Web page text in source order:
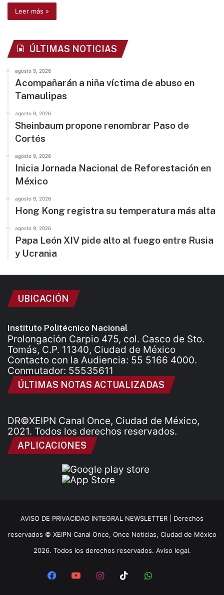
Leer más »
ÚLTIMAS NOTICIAS
agosto 9, 2026
Acompañarán a niña víctima de abuso en
Tamaulipas
agosto 9, 2026
Sheinbaum propone renombrar Paso de
Cortés
agosto 9, 2026
Inicia Jornada Nacional de Reforestación en
México
agosto 9, 2026
Hong Kong registra su temperatura más alta
agosto 9, 2026
Papa León XIV pide alto al fuego entre Rusia
y Ucrania
UBICACIÓN
Instituto Politécnico Nacional
Prolongación Carpio 475, col. Casco de Sto.
Tomás, C.P. 11340, Ciudad de México
Contacto con la Audiencia: 55 5166 4000.
Conmutador: 55535611
ÚLTIMAS NOTAS ACTUALIZADAS
DR©XEIPN Canal Once, Ciudad de México,
2021. Todos los derechos reservados.
APLICACIONES
AVISO DE PRIVACIDAD INTEGRAL NEWSLETTER | Derechos
reservados © XEIPN Canal Once, Once Noticias, Ciudad de México
2026. Todos los derechos reservados. Aviso legal.
FacebookYouTubeInstagram
TikTokWhatsApp